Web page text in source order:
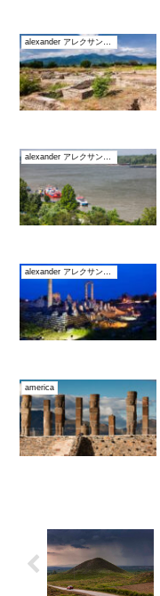
alexander アレクサンドロス大王
alexander アレクサンドロス大王
america